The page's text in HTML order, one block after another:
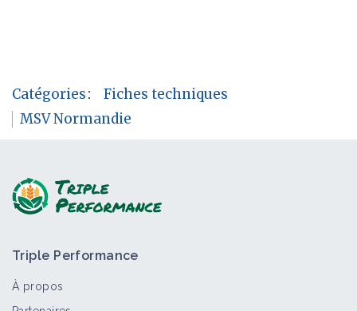
Catégories:
Fiches techniques
MSV Normandie
Triple Performance
À propos